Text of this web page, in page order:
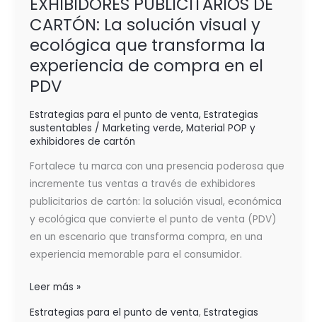
CARTÓN: La solución visual y
ecológica que transforma la
experiencia de compra en el
PDV
Estrategias para el punto de venta, Estrategias
sustentables / Marketing verde, Material POP y
exhibidores de cartón
Fortalece tu marca con una presencia poderosa que
incremente tus ventas a través de exhibidores
publicitarios de cartón: la solución visual, económica
y ecológica que convierte el punto de venta (PDV)
en un escenario que transforma compra, en una
experiencia memorable para el consumidor.
Leer más »
Estrategias para el punto de venta, Estrategias